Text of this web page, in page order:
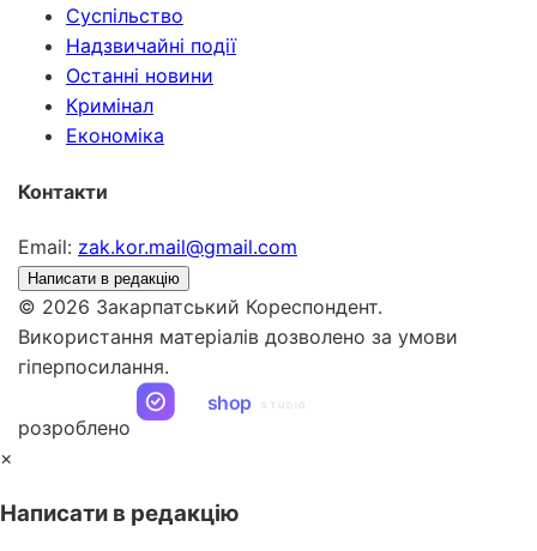
Суспільство
Надзвичайні події
Останні новини
Кримінал
Економіка
Контакти
Email: zak.kor.mail@gmail.com
Написати в редакцію
© 2026 Закарпатський Кореспондент.
Використання матеріалів дозволено за умови
гіперпосилання.
розроблено
shop STUDIO
×
Написати в редакцію